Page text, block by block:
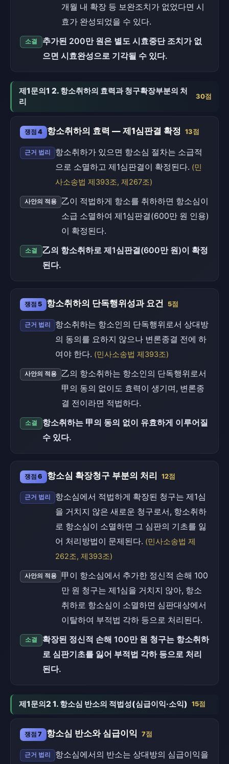
개월 내 확장 등 보완조치가 없었다면 시
효가 완성되었을 수 있다.
소결
추가된 200만 원은 별도 시효중단 조치가 없
으면 시효완성으로 기각될 수 있다.
제1문의1 2. 항소취하의 효력과 청구확장부분의 처
리
30점
쟁점 4 항소취하의 효력 — 제1심판결 확정 13점
근거 법리
항소취하가 있으면 항소심 절차는 소급적
으로 소멸하고 제1심판결이 확정된다. (민
사소송법 제393조, 제267조)
사안의 적용
乙이 적법하게 항소를 취하하면 항소심이
소급 소멸하여 제1심판결(600만 원 인용)
이 확정된다.
소결
乙의 항소취하로 제1심판결(600만 원)이 확정
된다.
쟁점 5 항소취하의 단독행위성과 요건 5점
근거 법리
항소취하는 항소인의 단독행위로서 상대방
의 동의를 요하지 않으나 변론종결 전에 하
여야 한다. (민사소송법 제393조)
사안의 적용
乙의 항소취하는 항소인의 단독행위로서
甲의 동의 없이도 효력이 생기며, 변론종
결 전이라면 적법하다.
소결
항소취하는 甲의 동의 없이 유효하게 이루어질
수 있다.
쟁점 6 항소심 확장청구 부분의 처리 12점
근거 법리
항소심에서 적법하게 확장된 청구는 제1심
을 거치지 않은 새로운 청구로서, 항소취하
로 항소심이 소멸하면 그 심판의 기초를 잃
어 처리방법이 문제된다. (민사소송법 제
262조, 제393조)
사안의 적용
甲이 항소심에서 추가한 정신적 손해 100
만 원 청구는 제1심을 거치지 않아, 항소
취하로 항소심이 소멸하면 심판대상에서
이탈하여 부적법 각하 등으로 처리된다.
소결
확장된 정신적 손해 100만 원 청구는 항소취하
로 심판기초를 잃어 부적법 각하 등으로 처리
된다.
제1문의2 1. 항소심 반소의 적법성(심급이익·소익) 15점
쟁점 7 항소심 반소와 심급이익 7점
근거 법리
항소심에서의 반소는 상대방의 심급이익을